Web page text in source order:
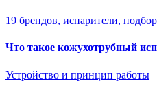
19 брендов, испарители, подбор
Что такое кожухотрубный
Устройство и принцип работы